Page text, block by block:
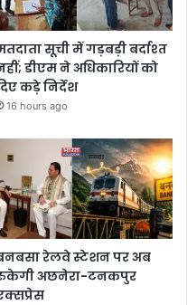
सूची में गड़बड़ी बर्दाश्त
डीएम ने अधिकारियों को
कड़े निर्देश
16 hours ago
रेलवे स्टेशन पर अब
अछनेरा-टनकपुर